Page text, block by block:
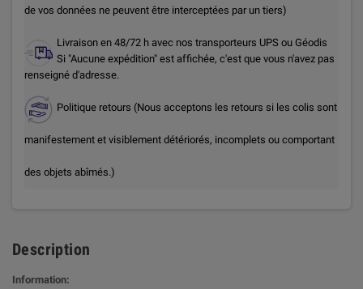
de vos données ne peuvent être interceptées par un tiers)
Livraison en 48/72 h avec nos transporteurs UPS ou Géodis
Si "Aucune expédition" est affichée, c'est que vous n'avez pas
renseigné d'adresse.
Politique retours (Nous acceptons les retours si les colis sont
manifestement et visiblement détériorés, incomplets ou comportant
des objets abîmés.)
Description
Information: